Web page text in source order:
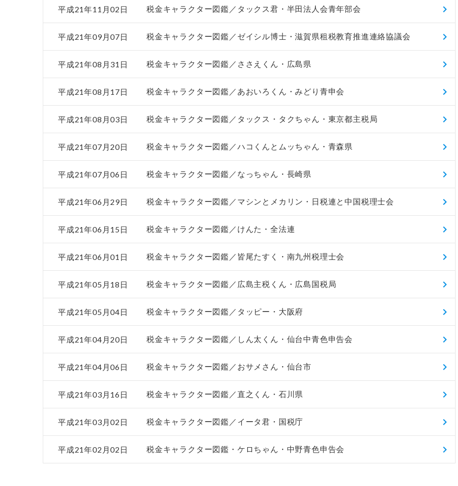
平成21年11月02日 税金キャラクター図鑑／タックス君・半田法人会青年部会
平成21年09月07日 税金キャラクター図鑑／ゼイシル博士・滋賀県租税教育推進連絡協議会
平成21年08月31日 税金キャラクター図鑑／ささえくん・広島県
平成21年08月17日 税金キャラクター図鑑／あおいろくん・みどり青申会
平成21年08月03日 税金キャラクター図鑑／タックス・タクちゃん・東京都主税局
平成21年07月20日 税金キャラクター図鑑／ハコくんとムッちゃん・青森県
平成21年07月06日 税金キャラクター図鑑／なっちゃん・長崎県
平成21年06月29日 税金キャラクター図鑑／マシンとメカリン・日税連と中国税理士会
平成21年06月15日 税金キャラクター図鑑／けんた・全法連
平成21年06月01日 税金キャラクター図鑑／皆尾たすく・南九州税理士会
平成21年05月18日 税金キャラクター図鑑／広島主税くん・広島国税局
平成21年05月04日 税金キャラクター図鑑／タッピー・大阪府
平成21年04月20日 税金キャラクター図鑑／しん太くん・仙台中青色申告会
平成21年04月06日 税金キャラクター図鑑／おサメさん・仙台市
平成21年03月16日 税金キャラクター図鑑／直之くん・石川県
平成21年03月02日 税金キャラクター図鑑／イータ君・国税庁
平成21年02月02日 税金キャラクター図鑑・ケロちゃん・中野青色申告会
非上場株式の評価の仕方と記載
税込4,950円
市街地周辺土地の評価 Ｑ